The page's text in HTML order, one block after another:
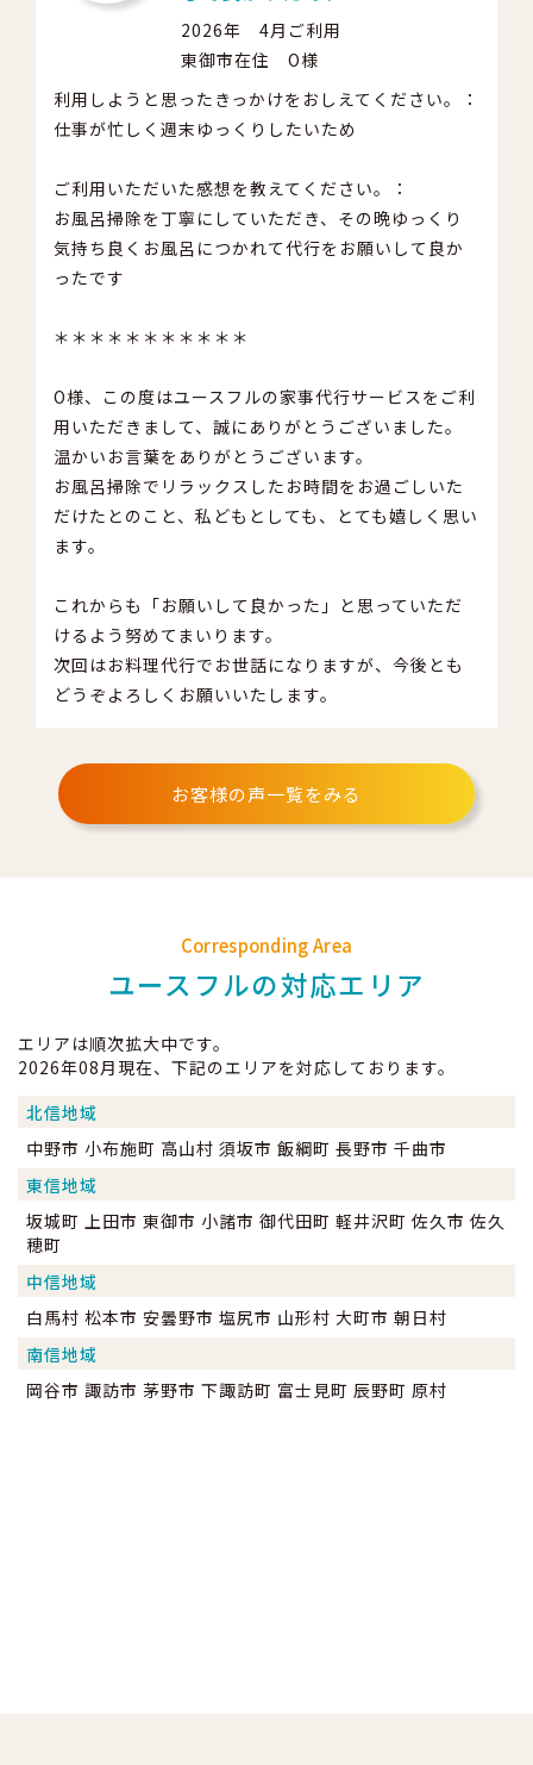
2026年 4月ご利用
東御市在住 O様
利用しようと思ったきっかけをおしえてください。：
仕事が忙しく週末ゆっくりしたいため
ご利用いただいた感想を教えてください。：
お風呂掃除を丁寧にしていただき、その晩ゆっくり
気持ち良くお風呂につかれて代行をお願いして良か
ったです
＊＊＊＊＊＊＊＊＊＊＊
O様、この度はユースフルの家事代行サービスをご利
用いただきまして、誠にありがとうございました。
温かいお言葉をありがとうございます。
お風呂掃除でリラックスしたお時間をお過ごしいた
だけたとのこと、私どもとしても、とても嬉しく思い
ます。
これからも「お願いして良かった」と思っていただ
けるよう努めてまいります。
次回はお料理代行でお世話になりますが、今後とも
どうぞよろしくお願いいたします。
お客様の声一覧をみる
Corresponding Area
ユースフルの対応エリア
エリアは順次拡大中です。
2026年08月現在、下記のエリアを対応しております。
北信地域
中野市 小布施町 高山村 須坂市 飯綱町 長野市 千曲市
東信地域
坂城町 上田市 東御市 小諸市 御代田町 軽井沢町 佐久市 佐久
穂町
中信地域
白馬村 松本市 安曇野市 塩尻市 山形村 大町市 朝日村
南信地域
岡谷市 諏訪市 茅野市 下諏訪町 富士見町 辰野町 原村